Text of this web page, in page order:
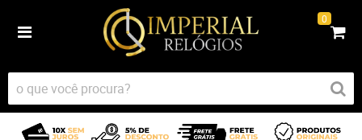
0